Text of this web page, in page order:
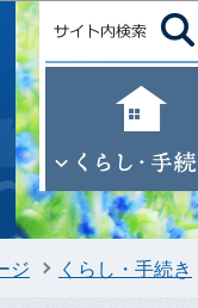
ジ くらし・手続き